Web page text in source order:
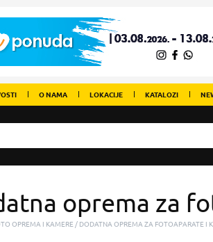
O NAMA LOKACIJE KATALOZI
oprema za
OPREMA I KAMERE DODATNA OPREMA ZA FOTOAPARATE I